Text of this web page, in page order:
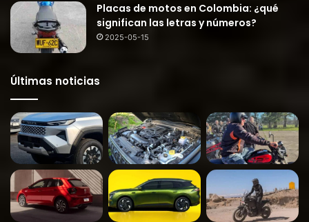
Placas de motos en Colombia: ¿qué
significan las letras y números?
2025-05-15
Últimas noticias